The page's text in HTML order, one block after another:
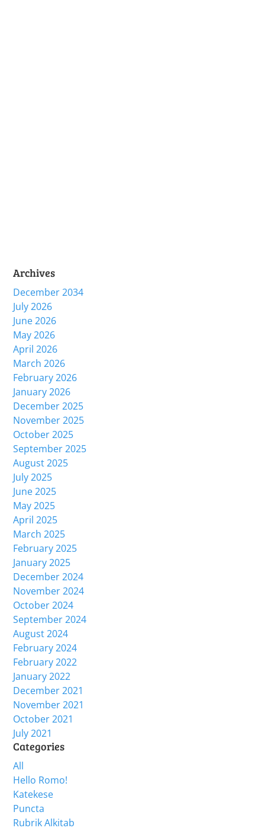
Archives
December 2034
July 2026
June 2026
May 2026
April 2026
March 2026
February 2026
January 2026
December 2025
November 2025
October 2025
September 2025
August 2025
July 2025
June 2025
May 2025
April 2025
March 2025
February 2025
January 2025
December 2024
November 2024
October 2024
September 2024
August 2024
February 2024
February 2022
January 2022
December 2021
November 2021
October 2021
July 2021
Categories
All
Hello Romo!
Katekese
Puncta
Rubrik Alkitab